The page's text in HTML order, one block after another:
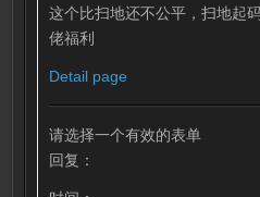
这个比扫地还不公平，扫地起
佬福利
Detail page
请选择一个有效的表单
回复：